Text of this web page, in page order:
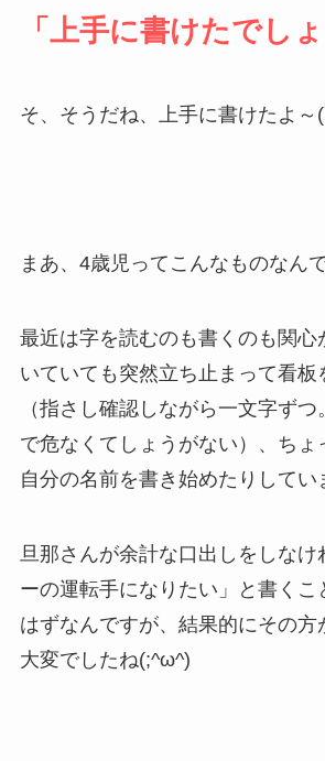
「上手に書けたでしょ
そ、そうだね、上手に書けたよ～
まあ、4歳児ってこんなものなん
最近は字を読むのも書くのも関心
いていても突然立ち止まって看板
（指さし確認しながら一文字ず
で危なくてしょうがない）、ちょ
自分の名前を書き始めたりしてい
旦那さんが余計な口出しをしなけ
ーの運転手になりたい」と書くこ
はずなんですが、結果的にその方
大変でしたね(;^ω^)